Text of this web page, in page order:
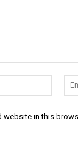
website in this